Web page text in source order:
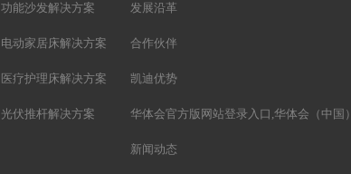
功能沙发解决方案
电动家居床解决方案
医疗护理床解决方案
光伏推杆解决方案
发展沿革
合作伙伴
凯迪优势
华体会官方版网站登录入口,华体会（中国）
新闻动态